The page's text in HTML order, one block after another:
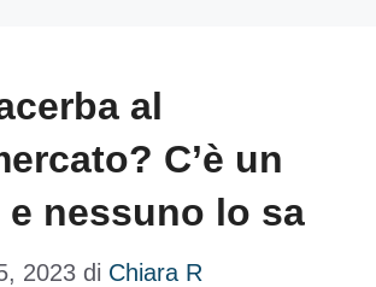
al
C’è un
nessuno lo sa
2023 di Chiara R